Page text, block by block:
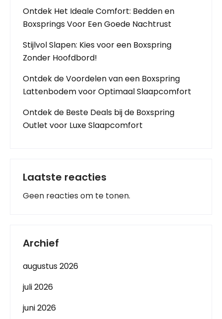
Ontdek Het Ideale Comfort: Bedden en
Boxsprings Voor Een Goede Nachtrust
Stijlvol Slapen: Kies voor een Boxspring
Zonder Hoofdbord!
Ontdek de Voordelen van een Boxspring
Lattenbodem voor Optimaal Slaapcomfort
Ontdek de Beste Deals bij de Boxspring
Outlet voor Luxe Slaapcomfort
Laatste reacties
Geen reacties om te tonen.
Archief
augustus 2026
juli 2026
juni 2026